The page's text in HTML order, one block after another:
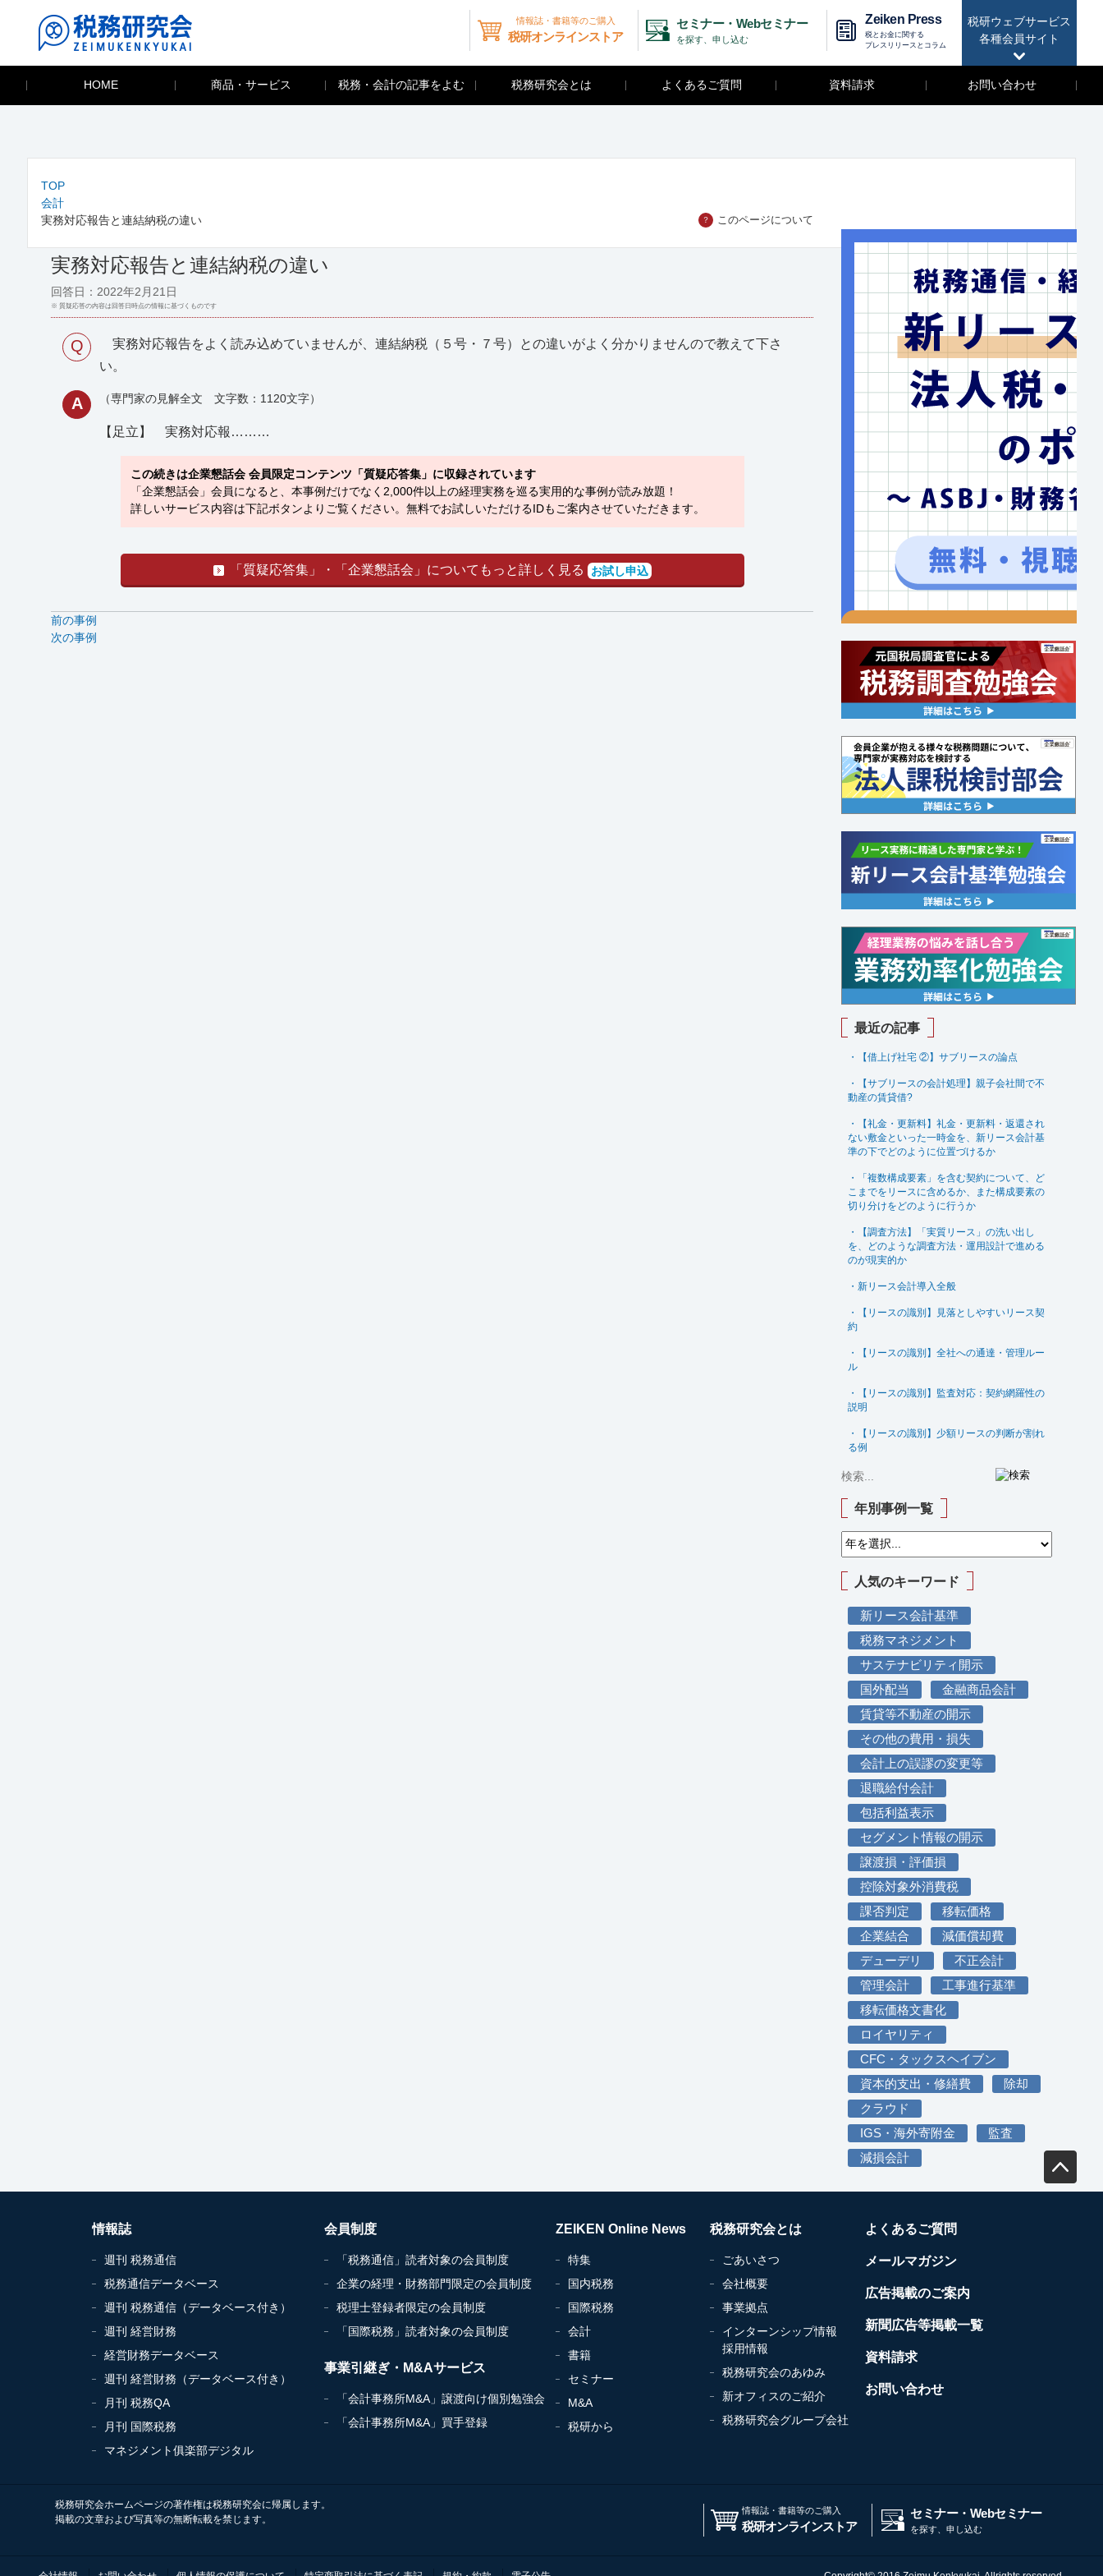
税研ウェブサービス
各種会員サイト
情報誌・書籍等のご購入
税研オンラインストア
セミナー・Webセミナー
を探す、申し込む
Zeiken Press
税とお金に関する
プレスリリースとコラム
HOME 商品・サービス 税務・会計の記事をよむ 税務研究会とは よくあるご質問 資料請求 お問い合わせ
TOP
会計
実務対応報告と連結納税の違い
？ このページについて
実務対応報告と連結納税の違い
回答日：2022年2月21日
※ 質疑応答の内容は回答日時点の情報に基づくものです
Q
実務対応報告をよく読み込めていませんが、連結納税（５号・７号）との違いがよく分かりませんので教えて下さ
い。
A （専門家の見解全文 文字数：1120文字）
【足立】 実務対応報………
この続きは企業懇話会 会員限定コンテンツ「質疑応答集」に収録されています
「企業懇話会」会員になると、本事例だけでなく2,000件以上の経理実務を巡る実用的な事例が読み放題！
詳しいサービス内容は下記ボタンよりご覧ください。無料でお試しいただけるIDもご案内させていただきます。
「質疑応答集」・「企業懇話会」についてもっと詳しく見る お試し申込
前の事例
次の事例
最近の記事
・【借上げ社宅 ②】サブリースの論点
・【サブリースの会計処理】親子会社間で不
動産の賃貸借?
・【礼金・更新料】礼金・更新料・返還され
ない敷金といった一時金を、新リース会計基
準の下でどのように位置づけるか
・「複数構成要素」を含む契約について、ど
こまでをリースに含めるか、また構成要素の
切り分けをどのように行うか
・【調査方法】「実質リース」の洗い出し
を、どのような調査方法・運用設計で進める
のが現実的か
・新リース会計導入全般
・【リースの識別】見落としやすいリース契
約
・【リースの識別】全社への通達・管理ルー
ル
・【リースの識別】監査対応：契約網羅性の
説明
・【リースの識別】少額リースの判断が割れ
る例
年別事例一覧
人気のキーワード
新リース会計基準
税務マネジメント
サステナビリティ開示
国外配当
金融商品会計
賃貸等不動産の開示
その他の費用・損失
会計上の誤謬の変更等
退職給付会計
包括利益表示
セグメント情報の開示
譲渡損・評価損
控除対象外消費税
課否判定
移転価格
企業結合
減価償却費
デューデリ
不正会計
管理会計
工事進行基準
移転価格文書化
ロイヤリティ
CFC・タックスヘイブン
資本的支出・修繕費
除却
クラウド
IGS・海外寄附金
監査
減損会計
情報誌
週刊 税務通信
税務通信データベース
週刊 税務通信（データベース付き）
週刊 経営財務
経営財務データベース
週刊 経営財務（データベース付き）
月刊 税務QA
月刊 国際税務
マネジメント俱楽部デジタル
会員制度
「税務通信」読者対象の会員制度
企業の経理・財務部門限定の会員制度
税理士登録者限定の会員制度
「国際税務」読者対象の会員制度
事業引継ぎ・M&Aサービス
「会計事務所M&A」譲渡向け個別勉強会
「会計事務所M&A」買手登録
ZEIKEN Online News
特集
国内税務
国際税務
会計
書籍
セミナー
M&A
税研から
税務研究会とは
ごあいさつ
会社概要
事業拠点
インターンシップ情報
採用情報
税務研究会のあゆみ
新オフィスのご紹介
税務研究会グループ会社
よくあるご質問
メールマガジン
広告掲載のご案内
新聞広告等掲載一覧
資料請求
お問い合わせ
税務研究会ホームページの著作権は税務研究会に帰属します。
掲載の文章および写真等の無断転載を禁じます。
情報誌・書籍等のご購入
税研オンラインストア
セミナー・Webセミナー
を探す、申し込む